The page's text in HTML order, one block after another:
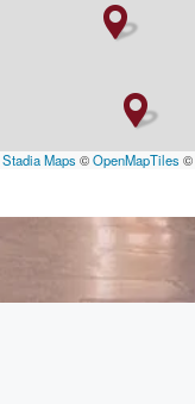
Stadia Maps ©OpenMapTiles ©